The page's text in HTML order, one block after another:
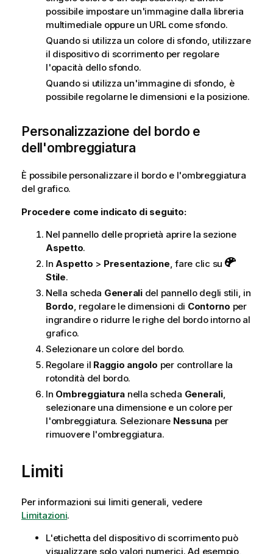
possibile impostare un'immagine dalla libreria
multimediale oppure un URL come sfondo.
Quando si utilizza un colore di sfondo, utilizzare
il dispositivo di scorrimento per regolare
l'opacità dello sfondo.
Quando si utilizza un'immagine di sfondo, è
possibile regolarne le dimensioni e la posizione.
Personalizzazione del bordo e
dell'ombreggiatura
È possibile personalizzare il bordo e l'ombreggiatura
del grafico.
Procedere come indicato di seguito:
Nel pannello delle proprietà aprire la sezione
Aspetto.
InAspetto > Presentazione, fare clic su
Stile.
Nella scheda Generalidel pannello degli stili, in
Bordo, regolare le dimensioni di Contorno per
ingrandire o ridurre le righe del bordo intorno al
grafico.
Selezionare un colore del bordo.
Regolare il Raggio angolo per controllare la
rotondità del bordo.
In Ombreggiatura nella scheda Generali,
selezionare una dimensione e un colore per
l'ombreggiatura. Selezionare Nessuna per
rimuovere l'ombreggiatura.
Limiti
Per informazioni sui limiti generali, vedere
Limitazioni.
L'etichetta del dispositivo di scorrimento può
visualizzare solo valori numerici. Ad esempio,